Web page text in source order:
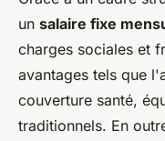
un salaire fixe
charges sociales et
avantages tels que
couverture santé,
traditionnels. En